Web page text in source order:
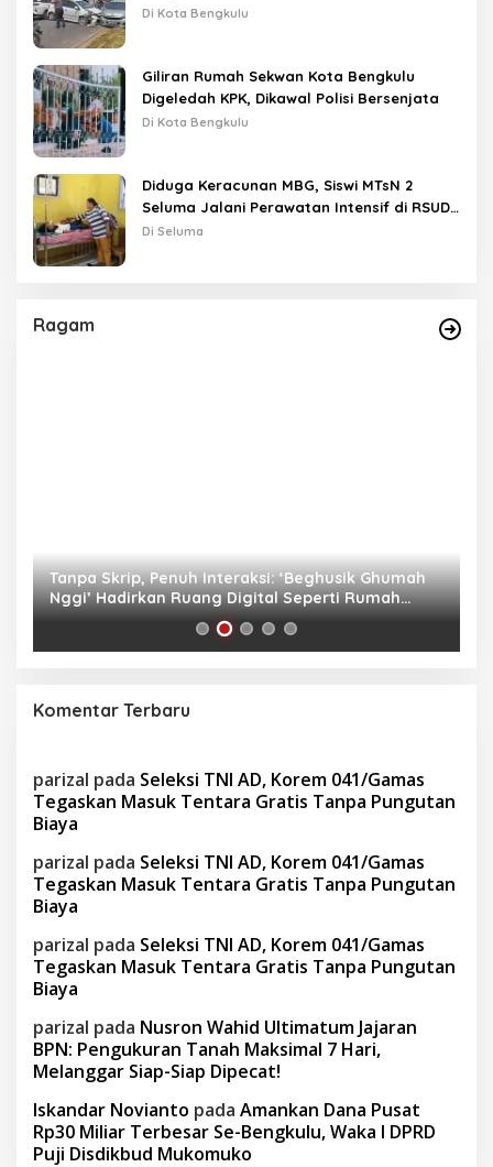
Lampu Merah
Di Kota Bengkulu
Giliran Rumah Sekwan Kota Bengkulu
Digeledah KPK, Dikawal Polisi Bersenjata
Di Kota Bengkulu
Diduga Keracunan MBG, Siswi MTsN 2
Seluma Jalani Perawatan Intensif di RSUD
Tais
Di Seluma
Ragam
Tanpa Skrip, Penuh Interaksi: ‘Beghusik Ghumah
Nggi’ Hadirkan Ruang Digital Seperti Rumah
Sendiri
Komentar Terbaru
parizal pada Seleksi TNI AD, Korem 041/Gamas
Tegaskan Masuk Tentara Gratis Tanpa Pungutan
Biaya
parizal pada Seleksi TNI AD, Korem 041/Gamas
Tegaskan Masuk Tentara Gratis Tanpa Pungutan
Biaya
parizal pada Seleksi TNI AD, Korem 041/Gamas
Tegaskan Masuk Tentara Gratis Tanpa Pungutan
Biaya
parizal pada Nusron Wahid Ultimatum Jajaran
BPN: Pengukuran Tanah Maksimal 7 Hari,
Melanggar Siap-Siap Dipecat!
Iskandar Novianto pada Amankan Dana Pusat
Rp30 Miliar Terbesar Se-Bengkulu, Waka I DPRD
Puji Disdikbud Mukomuko